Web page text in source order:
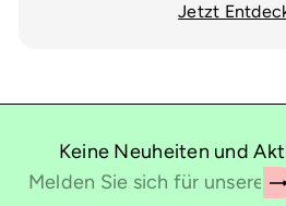
Jetzt
Keine Neuheiten und
Abonnieren
Melden